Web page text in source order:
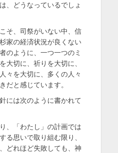
、どうなっているでしょ
そ、司祭がいない中、信
家の経済状況が良くない
のように、一つ一つのミ
大切に、祈りを大切に、
々を大切に、多くの人々
だと感じています。
には次のように書かれて
、「わたし」の計画では
る思いで取り組む限り、
どれほど失敗しても、神